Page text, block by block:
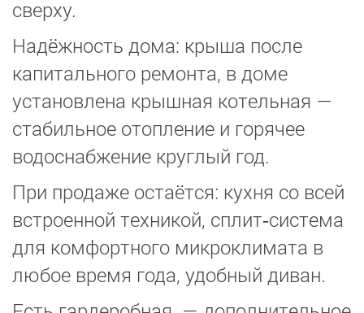
сверху.
Надёжность дома: крыша после
капитального ремонта, в доме
установлена крышная котельная —
стабильное отопление и горячее
водоснабжение круглый год.
При продаже остаётся: кухня со всей
встроенной техникой, сплит‑система
для комфортного микроклимата в
любое время года, удобный диван.